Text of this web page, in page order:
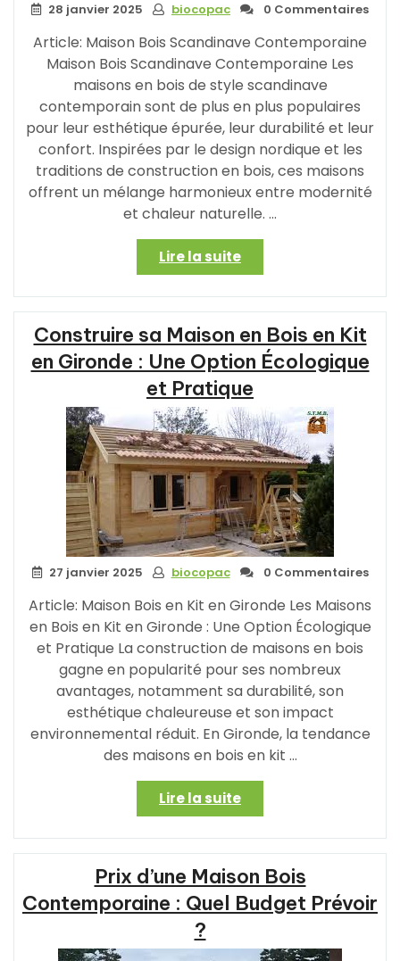
28 janvier 2025 biocopac 0 Commentaires
Article: Maison Bois Scandinave Contemporaine
Maison Bois Scandinave Contemporaine Les
maisons en bois de style scandinave
contemporain sont de plus en plus populaires
pour leur esthétique épurée, leur durabilité et leur
confort. Inspirées par le design nordique et les
traditions de construction en bois, ces maisons
offrent un mélange harmonieux entre modernité
et chaleur naturelle. …
Lire la suite« Élégance
Contemporaine
dans
une
Maison
Bois
Scandinave »
Construire sa Maison en Bois en Kit
en Gironde : Une Option Écologique
et Pratique
27 janvier 2025 biocopac 0 Commentaires
Article: Maison Bois en Kit en Gironde Les Maisons
en Bois en Kit en Gironde : Une Option Écologique
et Pratique La construction de maisons en bois
gagne en popularité pour ses nombreux
avantages, notamment sa durabilité, son
esthétique chaleureuse et son impact
environnemental réduit. En Gironde, la tendance
des maisons en bois en kit …
Lire la suite« Construire
sa
Maison
en
Bois
en
Kit
Gironde
Prix d’une Maison Bois
Contemporaine : Quel Budget Prévoir
?